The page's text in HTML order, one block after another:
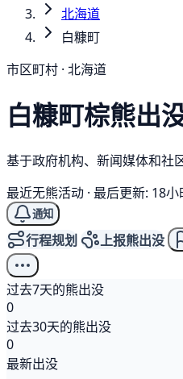
北海道
白糠町
市区町村 · 北海道
白糠町棕熊出
基于政府机构、新闻媒体和社
最近无熊活动 · 最后更新: 18小
通知
行程规划 上报熊出没
过去7天的熊出没
0
过去30天的熊出没
0
最新出没